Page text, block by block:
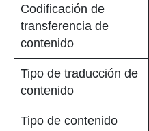
Codificación de
transferencia de
contenido
Tipo de traducción de
contenido
Tipo de contenido